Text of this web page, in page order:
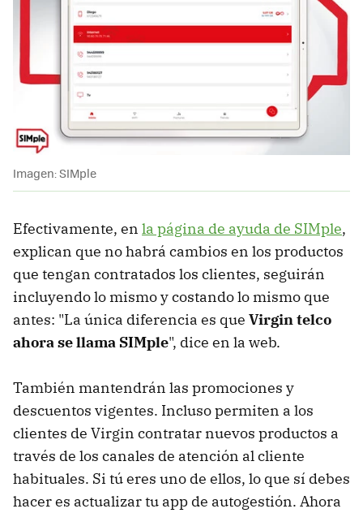
Imagen: SIMple
Efectivamente, en la página de ayuda de SIMple,
explican que no habrá cambios en los productos
que tengan contratados los clientes, seguirán
incluyendo lo mismo y costando lo mismo que
antes: "La única diferencia es que Virgin telco
ahora se llama SIMple", dice en la web.
También mantendrán las promociones y
descuentos vigentes. Incluso permiten a los
clientes de Virgin contratar nuevos productos a
través de los canales de atención al cliente
habituales. Si tú eres uno de ellos, lo que sí debes
hacer es actualizar tu app de autogestión. Ahora